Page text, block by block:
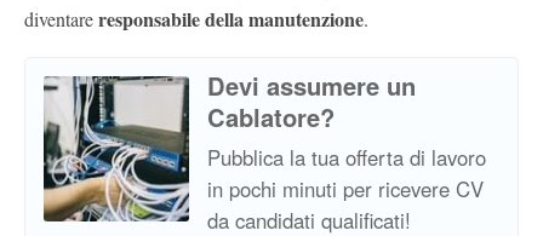
diventareresponsabile della manutenzione.
Devi assumere un
Cablatore?
Pubblica la tua offerta di lavoro
in pochi minuti per ricevere CV
da candidati qualificati!